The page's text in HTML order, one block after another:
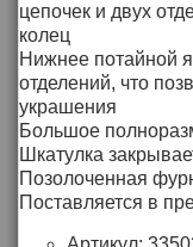
Цена: 34`040Р
Davidts 367733-
Бокс для
На внутренней
21 ячейка с
Прозрачная
Идеально
Материал: экокожа
цепочек и двух
колец
Нижнее потайной
отделений, что
украшения
Большое
Шкатулка
Позолоченная
Поставляется в